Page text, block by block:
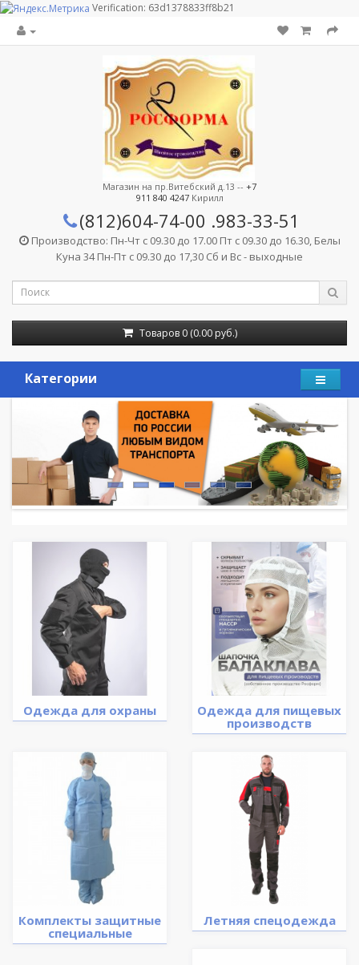
Verification: 63d1378833ff8b21
Магазин на пр.Витебский д.13 -- +7
911 840 4247Кирилл
(812)604-74-00 .983-33-51
Производство: Пн-Чт с 09.30 до 17.00 Пт с 09.30 до 16.30, Белы
Куна 34 Пн-Пт с 09.30 до 17,30 Сб и Вс - выходные
Товаров 0 (0.00 руб.)
Категории
Одежда для охраны
Одежда для пищевых
производств
Комплекты защитные
специальные
Летняя спецодежда